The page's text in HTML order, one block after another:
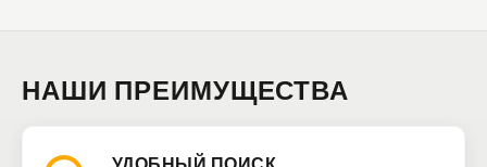
НАШИ ПРЕИМУЩЕСТВА